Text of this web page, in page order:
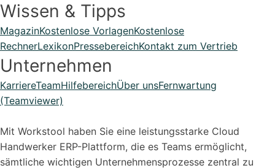
Wissen & Tipps
MagazinKostenlose VorlagenKostenlose
RechnerLexikonPressebereichKontakt zum Vertrieb
Unternehmen
KarriereTeamHilfebereichÜber unsFernwartung
(Teamviewer)
Mit Workstool haben Sie eine leistungsstarke Cloud
Handwerker ERP-Plattform, die es Teams ermöglicht,
sämtliche wichtigen Unternehmensprozesse zentral zu